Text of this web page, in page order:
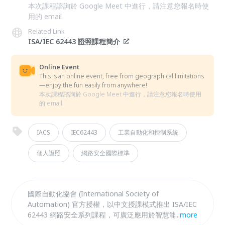
本次課程諮詢於 Google Meet 中進行，請注意您報名時使
用的 email
Related Link
ISA/IEC 62443 證照課程簡介
Online Event
This is an online event, free from geographical limitations
—enjoy the fun easily from anywhere!
本次課程諮詢於 Google Meet 中進行，請注意您報名時使用
的 email
IACS IEC62443 工業自動化和控制系統
個人證照 網路安全國際標準
國際自動化協會 (International Society of
Automation) 官方授權，以中文授課模式推出 ISA/IEC
62443 網路安全系列課程，可廣泛應用於智慧能源、
...more